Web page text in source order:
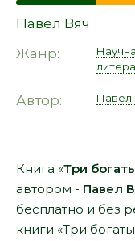
Павел Вяч
Жанр:
Автор: Павел
Книга «Три
автором - Павел
бесплатно и без
книги «Три